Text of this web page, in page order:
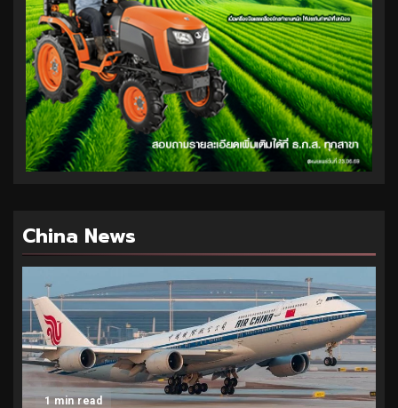
China News
1 min read